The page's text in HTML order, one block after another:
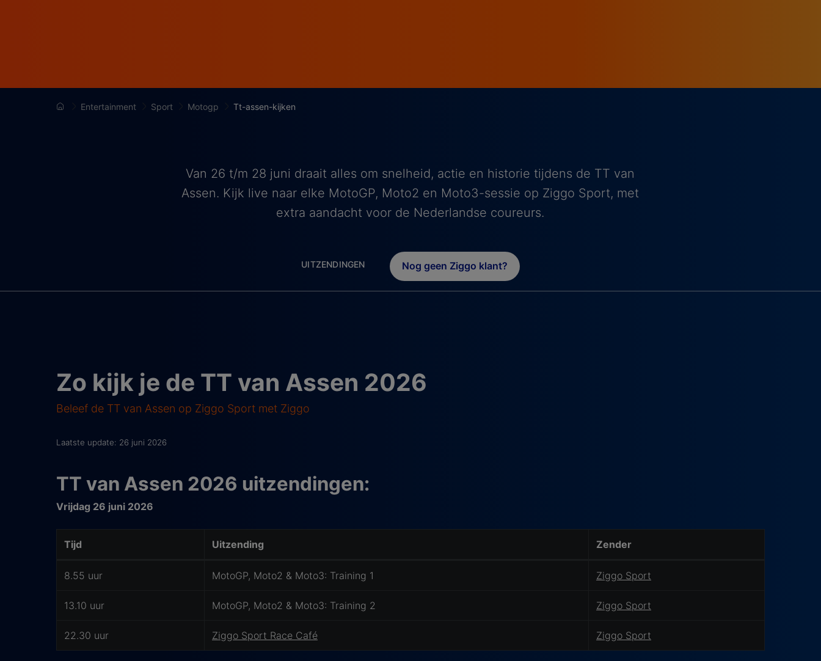
Entertainment Sport Motogp Tt-assen-kijken
Van 26 t/m 28 juni draait alles om snelheid, actie en historie tijdens de TT van
Assen. Kijk live naar elke MotoGP, Moto2 en Moto3-sessie op Ziggo Sport, met
extra aandacht voor de Nederlandse coureurs.
UITZENDINGEN Nog geen Ziggo klant?
Zo kijk je de TT van Assen 2026
Beleef de TT van Assen op Ziggo Sport met Ziggo
Laatste update: 26 juni 2026
TT van Assen 2026 uitzendingen:
Vrijdag 26 juni 2026
Tijd Uitzending Zender
8.55 uur MotoGP, Moto2 & Moto3: Training 1 Ziggo Sport
13.10 uur MotoGP, Moto2 & Moto3: Training 2 Ziggo Sport
22.30 uur Ziggo Sport Race Café Ziggo Sport